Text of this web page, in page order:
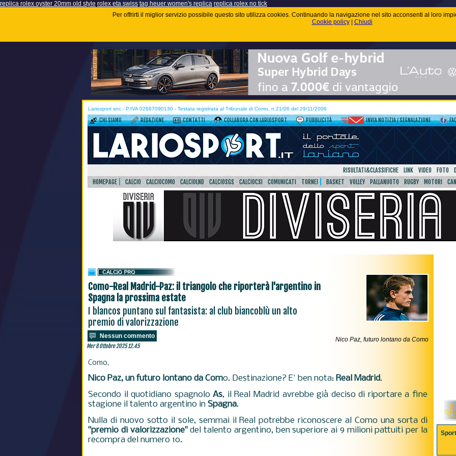
replica rolex oyster 20mm old style rolex eta swiss tag heuer women's replica replica rolex no tick
Per offrirti il miglior servizio possibile questo sito utilizza cookies. Continuando la navigazione nel sito acconsenti al loro
Cookie policy| Chiudi
Lariosport snc - P.IVA 02687090130 - Testata registrata al Tribunale di Como, n.21/06 del 29/11/2006
CHI SIAMO REDAZIONE CONTATTI COLLABORA CON LARIOSPORT PUBBLICITÀ INVIA NOTIZIA / SEGNALAZIONE
RISULTATI&CLASSIFICHE LINK VIDEO FOTO
HOMEPAGE
CALCIO CALCIOCOMO CALCIOLND CALCIOSGS CALCIOCSI COMUNICATI TORNEI BASKET VOLLEY PALLANUOTO RUGBY MOTORI
Como-Real Madrid-Paz: il triangolo che riporterà l'argentino in
Spagna la prossima estate
I blancos puntano sul fantasista: al club biancoblù un alto
premio di valorizzazione
Nessun commento
Mer 8 Ottobre 2025 12.45
Nico Paz, futuro lontano da Como
Como,
Nico Paz, un futuro lontano da Como. Destinazione? E' ben nota: Real Madrid.
Secondo il quotidiano spagnoloAs, il Real Madrid avrebbe già deciso di riportare a fine
stagione il talento argentino in Spagna.
Nulla di nuovo sotto il sole, semmai il Real potrebbe riconoscere al Como una sorta di
"premio di valorizzazione"del talento argentino, ben superiore ai 9 milioni pattuiti per la
recompra del numero 10.
Sport